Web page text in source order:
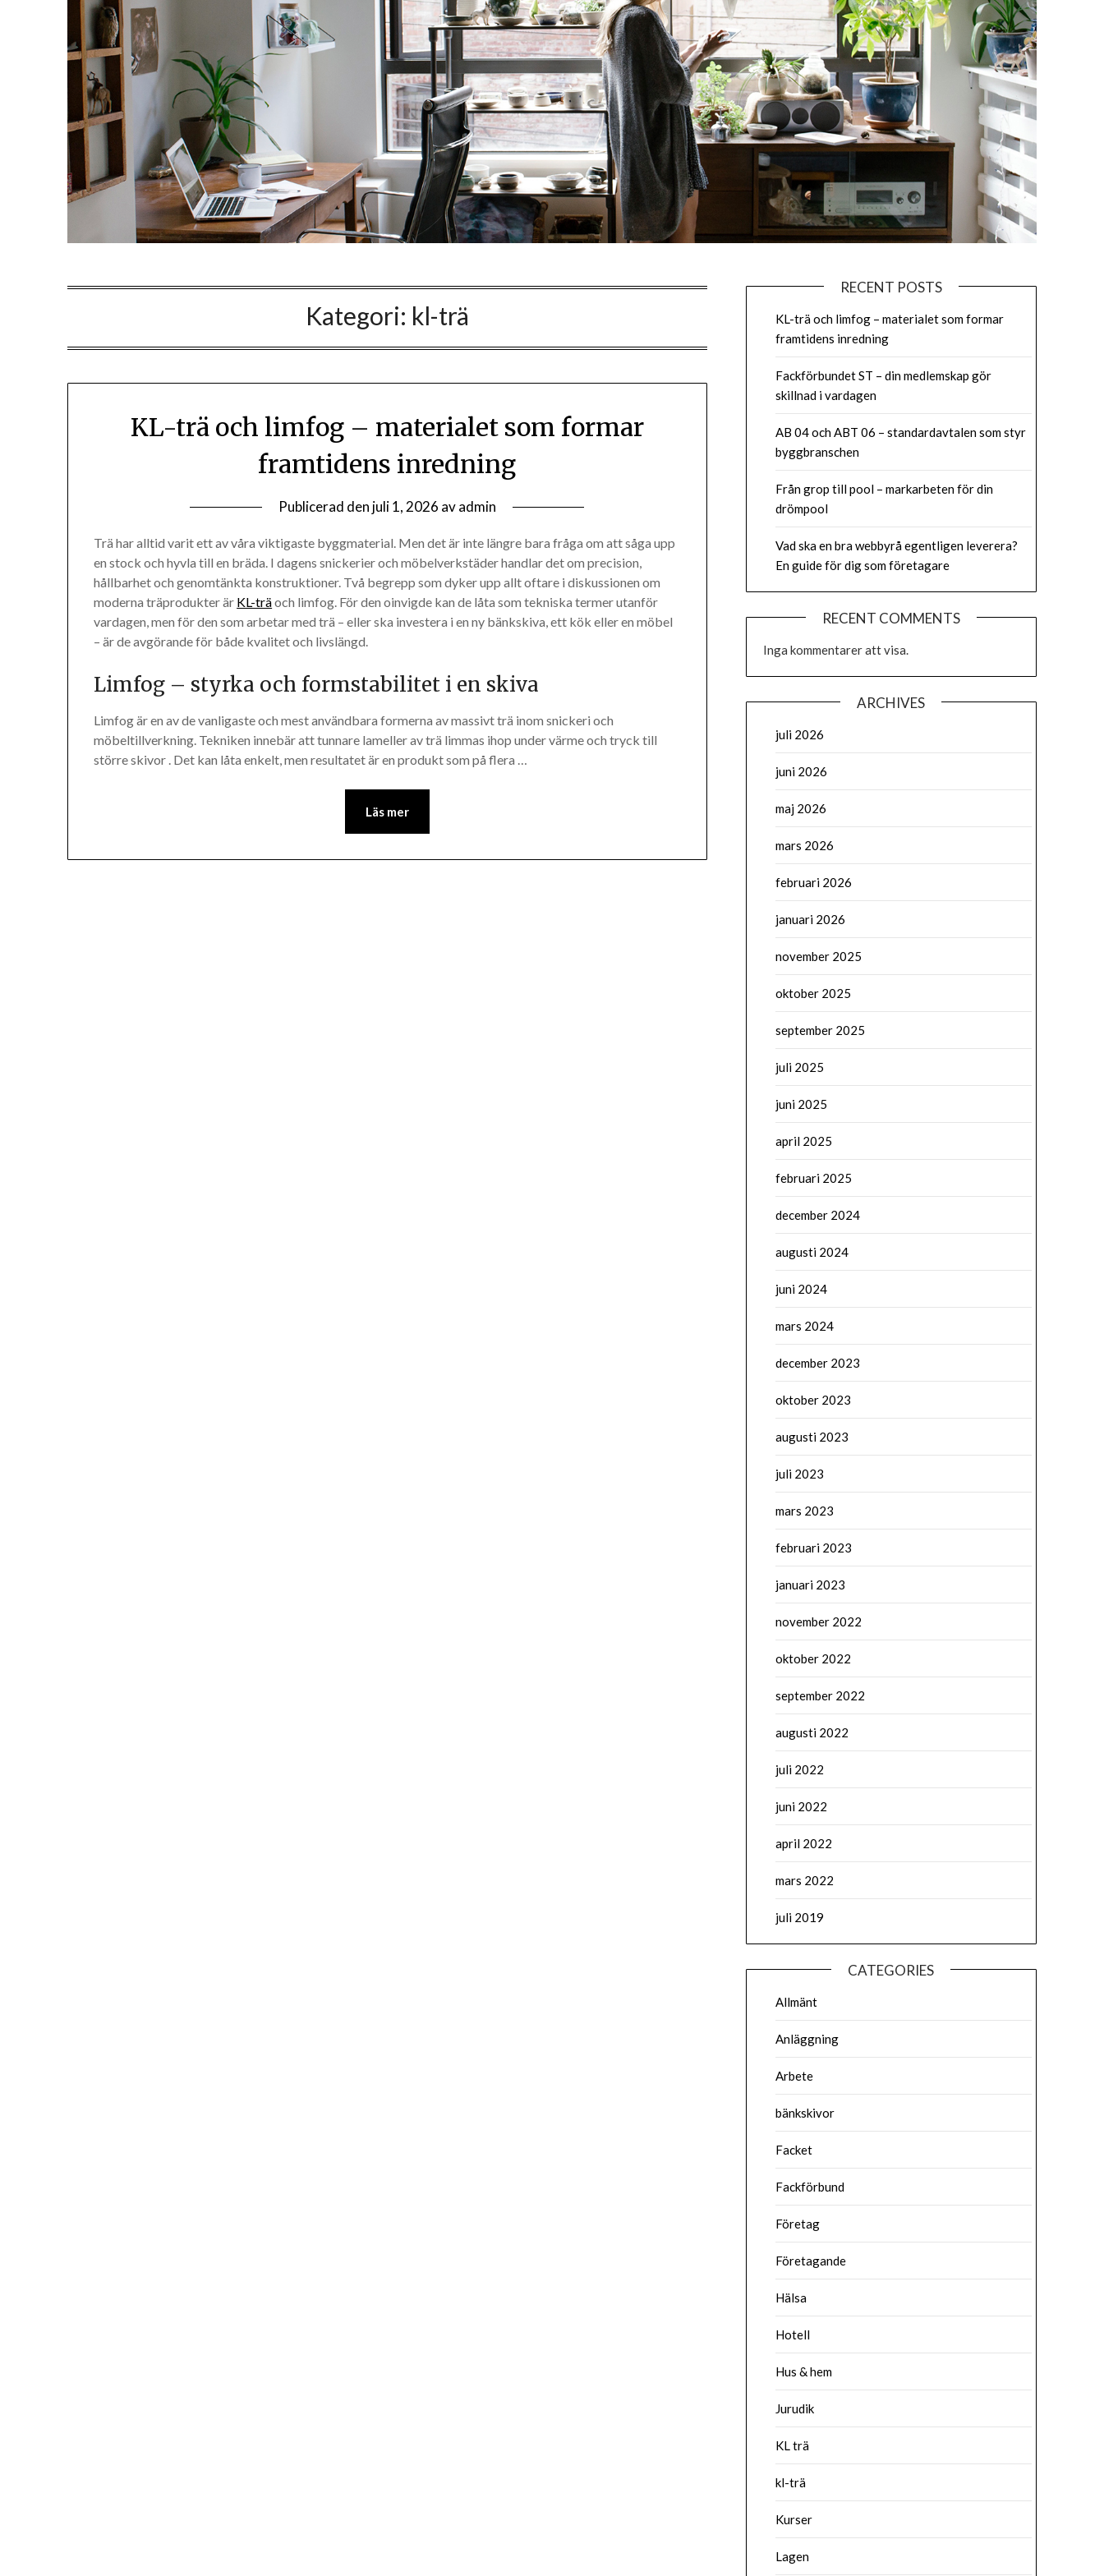
Kategori: kl-trä
KL-trä och limfog – materialet som formar
framtidens inredning
Publicerad den juli 1, 2026 avadmin
Trä har alltid varit ett av våra viktigaste byggmaterial. Men det är inte längre bara fråga om att såga upp
en stock och hyvla till en bräda. I dagens snickerier och möbelverkstäder handlar det om precision,
hållbarhet och genomtänkta konstruktioner. Två begrepp som dyker upp allt oftare i diskussionen om
moderna träprodukter är KL-träoch limfog. För den oinvigde kan de låta som tekniska termer utanför
vardagen, men för den som arbetar med trä – eller ska investera i en ny bänkskiva, ett kök eller en möbel
– är de avgörande för både kvalitet och livslängd.
Limfog – styrka och formstabilitet i en skiva
Limfog är en av de vanligaste och mest användbara formerna av massivt trä inom snickeri och
möbeltillverkning. Tekniken innebär att tunnare lameller av trä limmas ihop under värme och tryck till
större skivor . Det kan låta enkelt, men resultatet är en produkt som på flera …
Läs mer
RECENT POSTS
KL-trä och limfog – materialet som formar
framtidens inredning
Fackförbundet ST – din medlemskap gör
skillnad i vardagen
AB 04 och ABT 06 – standardavtalen som styr
byggbranschen
Från grop till pool – markarbeten för din
drömpool
Vad ska en bra webbyrå egentligen leverera?
En guide för dig som företagare
RECENT COMMENTS
Inga kommentarer att visa.
ARCHIVES
juli 2026
juni 2026
maj 2026
mars 2026
februari 2026
januari 2026
november 2025
oktober 2025
september 2025
juli 2025
juni 2025
april 2025
februari 2025
december 2024
augusti 2024
juni 2024
mars 2024
december 2023
oktober 2023
augusti 2023
juli 2023
mars 2023
februari 2023
januari 2023
november 2022
oktober 2022
september 2022
augusti 2022
juli 2022
juni 2022
april 2022
mars 2022
juli 2019
CATEGORIES
Allmänt
Anläggning
Arbete
bänkskivor
Facket
Fackförbund
Företag
Företagande
Hälsa
Hotell
Hus & hem
Jurudik
KL trä
kl-trä
Kurser
Lagen